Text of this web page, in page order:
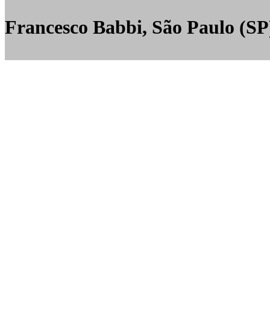
Francesco Babbi, São Paulo